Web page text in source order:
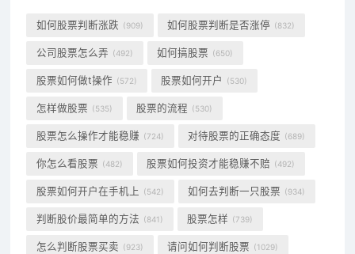
如何股票判断涨跌 (909) 如何股票判断是否涨停 (832)
公司股票怎么弄 (492) 如何搞股票 (650)
股票如何做t操作 (572) 股票如何开户 (530)
怎样做股票 (535) 股票的流程 (530)
股票怎么操作才能稳赚 (724) 对待股票的正确态度 (689)
你怎么看股票 (482) 股票如何投资才能稳赚不赔 (492)
股票如何开户在手机上 (542) 如何去判断一只股票 (934)
判断股价最简单的方法 (841) 股票怎样 (739)
怎么判断股票买卖 (923) 请问如何判断股票 (1029)